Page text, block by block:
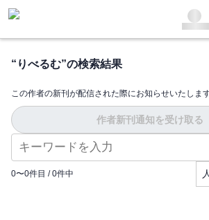
“ りべるむ”の検索結果
この作者の新刊が配信された際にお知らせいたします
作者新刊通知を受け取る
0〜0件目 / 0件中